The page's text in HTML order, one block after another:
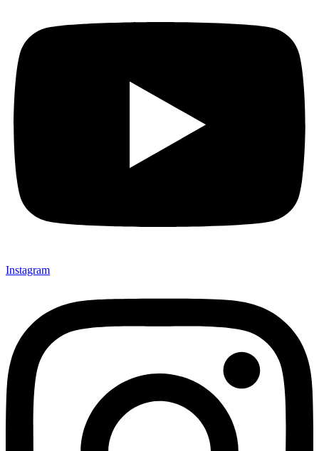
Instagram